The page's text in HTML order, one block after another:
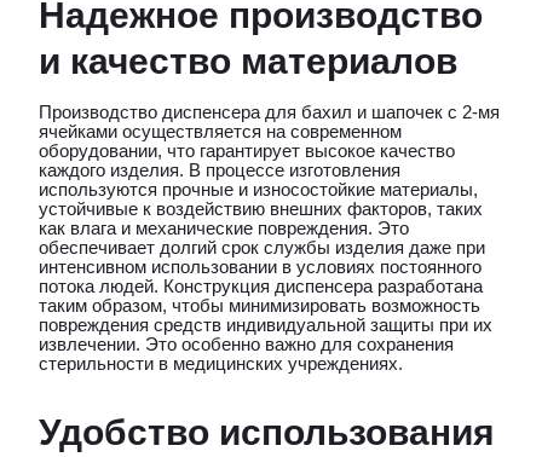
Надежное производство
и качество материалов
Производство диспенсера для бахил и шапочек с 2-мя
ячейками осуществляется на современном
оборудовании, что гарантирует высокое качество
каждого изделия. В процессе изготовления
используются прочные и износостойкие материалы,
устойчивые к воздействию внешних факторов, таких
как влага и механические повреждения. Это
обеспечивает долгий срок службы изделия даже при
интенсивном использовании в условиях постоянного
потока людей. Конструкция диспенсера разработана
таким образом, чтобы минимизировать возможность
повреждения средств индивидуальной защиты при их
извлечении. Это особенно важно для сохранения
стерильности в медицинских учреждениях.
Удобство использования